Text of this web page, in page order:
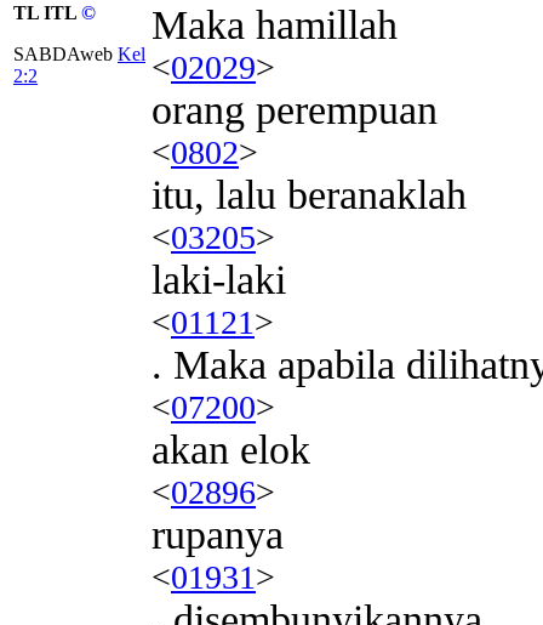
TL ITL ©
SABDAweb Kel
2:2
Maka hamillah
<02029>
orang perempuan
<0802>
itu, lalu beranaklah
<03205>
laki-laki
<01121>
. Maka apabila
<07200>
akan elok
<02896>
rupanya
<01931>